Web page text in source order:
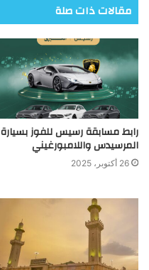
مقالات ذات صلة
رابط مسابقة رسيس للفوز بسيارة
المرسيدس واللامبورغيني
26 أكتوبر، 2025